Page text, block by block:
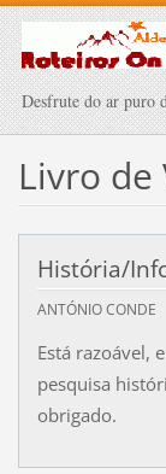
Desfrute do ar puro
Livro de
História/
ANTÓNIO CONDE
Está razoável,
pesquisa
obrigado.